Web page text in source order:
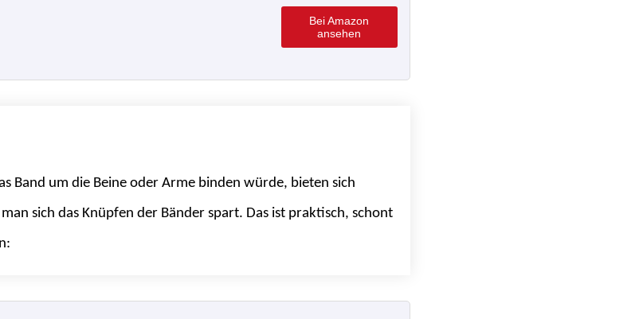
Bei Amazon
ansehen
Band um die Beine oder Arme binden würde, bieten sich
sich das Knüpfen der Bänder spart. Das ist praktisch, schont